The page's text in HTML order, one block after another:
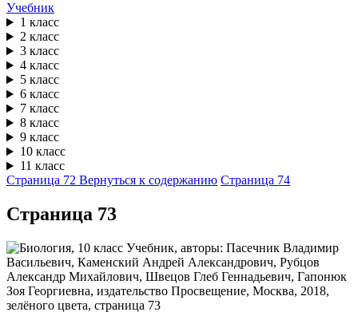
Учебник
1 класс
2 класс
3 класс
4 класс
5 класс
6 класс
7 класс
8 класс
9 класс
10 класс
11 класс
Страница 72 Вернуться к содержанию Страница 74
Cтраница 73